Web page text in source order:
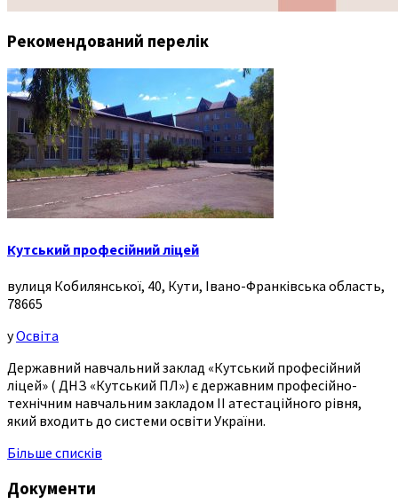
Рекомендований перелік
Кутський професійний ліцей
вулиця Кобилянської, 40, Кути, Івано-Франківська область,
78665
уОсвіта
Державний навчальний заклад «Кутський професійний
ліцей» ( ДНЗ «Кутський ПЛ») є державним професійно-
технічним навчальним закладом ІІ атестаційного рівня,
який входить до системи освіти України.
Більше списків
Документи